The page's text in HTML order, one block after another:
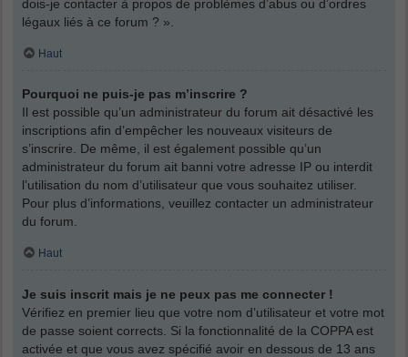
dois-je contacter à propos de problèmes d’abus ou d’ordres
légaux liés à ce forum ? ».
Haut
Pourquoi ne puis-je pas m’inscrire ?
Il est possible qu’un administrateur du forum ait désactivé les
inscriptions afin d’empêcher les nouveaux visiteurs de
s’inscrire. De même, il est également possible qu’un
administrateur du forum ait banni votre adresse IP ou interdit
l’utilisation du nom d’utilisateur que vous souhaitez utiliser.
Pour plus d’informations, veuillez contacter un administrateur
du forum.
Haut
Je suis inscrit mais je ne peux pas me connecter !
Vérifiez en premier lieu que votre nom d’utilisateur et votre mot
de passe soient corrects. Si la fonctionnalité de la COPPA est
activée et que vous avez spécifié avoir en dessous de 13 ans